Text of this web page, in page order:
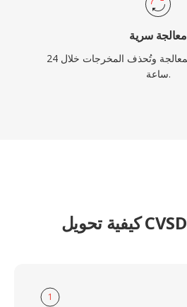
معالجة سرية
تُزال المدخلات بعد المعالجة وتُحذف المخرجات خلال 24
ساعة.
1